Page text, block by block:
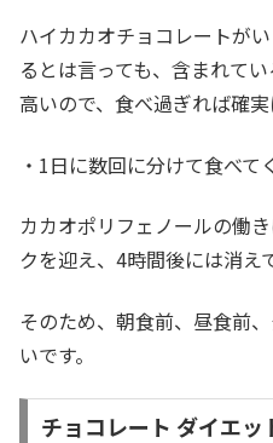
ハイカカオチョコレートが
るとは言っても、含まれて
高いので、食べ過ぎれば確実
・1日に数回に分けて食べて
カカオポリフェノールの働
クを迎え、4時間後には消え
そのため、朝食前、昼食前
いです。
チョコレート ダイエッ